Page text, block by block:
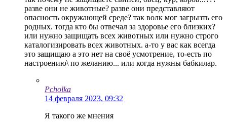
разве они не животные? разве они представляют
опасность окружающей среде? так волк мог загрызть его
родных. тогда кто бы отвечал за здоровье его близких?
или нужно защищать всех животных или нужно строго
каталогизировать всех животных. а-то у вас как всегда
это защищаю а это нет на своё усмотрение, то-есть по
настроению\ по желанию... или когда нужны бабкилар.
Pcholka
14 февраля 2023, 09:32
Я такого же мнения